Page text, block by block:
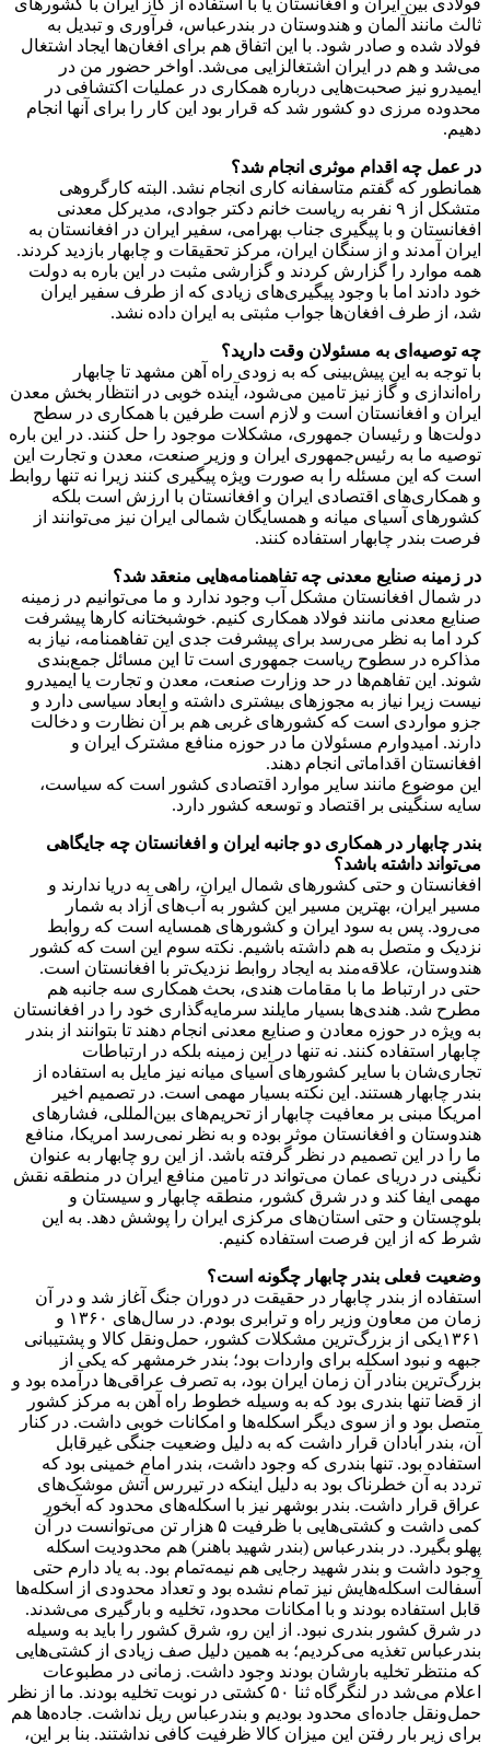
فولادی بین ایران و افغانستان یا با استفاده از گاز ایران با کشورهای
ثالث مانند آلمان و هندوستان در بندرعباس، فرآوری و تبدیل به
فولاد شده و صادر شود. با این اتفاق هم برای افغان‌ها ایجاد اشتغال
می‌شد و هم در ایران اشتغالزایی می‌شد. اواخر حضور من در
ایمیدرو نیز صحبت‌هایی درباره همکاری در عملیات اکتشافی در
محدوده مرزی دو کشور شد که قرار بود این کار را برای آنها انجام
دهیم.
در عمل چه اقدام موثری انجام شد؟
همانطور که گفتم متاسفانه کاری انجام نشد. البته کارگروهی
متشکل از ۹ نفر به ریاست خانم دکتر جوادی، مدیرکل معدنی
افغانستان و با پیگیری جناب بهرامی، سفیر ایران در افغانستان به
ایران آمدند و از سنگان ایران، مرکز تحقیقات و چابهار بازدید کردند.
همه موارد را گزارش کردند و گزارشی مثبت در این باره به دولت
خود دادند اما با وجود پیگیری‌‌های زیادی که از طرف سفیر ایران
شد، از طرف افغان‌ها جواب مثبتی به ایران داده نشد.
چه توصیه‌ای به مسئولان وقت دارید؟
با توجه به این پیش‌بینی که به زودی راه آهن مشهد تا چابهار
راه‌اندازی و گاز نیز تامین می‌شود، آینده خوبی در انتظار بخش معدن
ایران و افغانستان است و لازم است طرفین با همکاری‌ در سطح
دولت‌ها و رئیسان جمهوری، مشکلات موجود را حل کنند. در این باره
توصیه ما به رئیس‌جمهوری ایران و وزیر صنعت، معدن و تجارت این
است که این مسئله را به صورت ویژه پیگیری کنند زیرا نه تنها روابط
و همکاری‌‌های اقتصادی ایران و افغانستان با ارزش است بلکه
کشورهای آسیای میانه و همسایگان شمالی ایران نیز می‌توانند از
فرصت بندر چابهار استفاده کنند.
در زمینه صنایع معدنی چه تفاهمنامه‌هایی منعقد شد؟
در شمال افغانستان مشکل آب وجود ندارد و ما می‌توانیم در زمینه
صنایع معدنی مانند فولاد همکاری کنیم. خوشبختانه کارها پیشرفت
کرد اما به نظر می‌رسد برای پیشرفت جدی این تفاهمنامه، نیاز به
مذاکره در سطوح ریاست جمهوری است تا این مسائل جمع‌بندی
شوند. این تفاهم‌ها در حد وزارت صنعت، معدن و تجارت یا ایمیدرو
نیست زیرا نیاز به مجوزهای بیشتری داشته و ابعاد سیاسی دارد و
جزو مواردی است که کشورهای غربی هم بر آن نظارت و دخالت
دارند. امیدوارم مسئولان ما در حوزه منافع مشترک ایران و
افغانستان اقداماتی انجام دهند.
این موضوع مانند سایر موارد اقتصادی کشور است که سیاست،
سایه سنگینی بر اقتصاد و توسعه کشور دارد.
بندر چابهار در همکاری‌ دو جانبه ایران و افغانستان چه جایگاهی
می‌تواند داشته باشد؟
افغانستان و حتی کشورهای شمال ایران، راهی به دریا ندارند و
مسیر ایران، بهترین مسیر این کشور به آب‌های آزاد به شمار
می‌رود. پس به سود ایران و کشورهای همسایه است که روابط
نزدیک و متصل به هم داشته باشیم. نکته سوم این است که کشور
هندوستان، علاقه‌مند به ایجاد روابط نزدیک‌تر با افغانستان است.
حتی در ارتباط ما با مقامات هندی، بحث همکاری‌‌ سه جانبه هم
مطرح شد. هندی‌ها بسیار مایلند سرمایه‌گذاری خود را در افغانستان
به ویژه در حوزه معادن و صنایع معدنی انجام دهند تا بتوانند از بندر
چابهار استفاده کنند. نه تنها در این زمینه بلکه در ارتباطات
تجاری‌شان با سایر کشورهای آسیای میانه نیز مایل به استفاده از
بندر چابهار هستند. این نکته بسیار مهمی است. در تصمیم اخیر
امریکا مبنی بر معافیت چابهار از تحریم‌های بین‌المللی، فشارهای
هندوستان و افغانستان موثر بوده و به نظر نمی‌رسد امریکا، منافع
ما را در این تصمیم در نظر گرفته باشد. از این رو چابهار به عنوان
نگینی در دریای عمان می‌تواند در تامین منافع ایران در منطقه نقش
مهمی ایفا کند و در شرق کشور، منطقه چابهار و سیستان و
بلوچستان و حتی استان‌های مرکزی ایران را پوشش دهد. به این
شرط که از این فرصت استفاده کنیم.
وضعیت فعلی بندر چابهار چگونه است؟
استفاده از بندر چابهار در حقیقت در دوران جنگ آغاز شد و در آن
زمان من معاون وزیر راه و ترابری بودم. در سال‌های ۱۳۶۰ و
۱۳۶۱یکی از بزرگ‌ترین مشکلات کشور، حمل‌ونقل کالا و پشتیبانی
جبهه و نبود اسکله برای واردات بود؛ بندر خرمشهر که یکی از
بزرگ‌ترین بنادر آن زمان ایران بود، به تصرف عراقی‌ها درآمده بود و
از قضا تنها بندری بود که به وسیله خطوط راه آهن به مرکز کشور
متصل بود و از سوی دیگر اسکله‌ها و امکانات خوبی داشت. در کنار
آن، بندر آبادان قرار داشت که به دلیل وضعیت جنگی غیرقابل
استفاده بود. تنها بندری که وجود داشت، بندر امام خمینی بود که
تردد به آن خطرناک بود به دلیل اینکه در تیررس آتش موشک‌های
عراق قرار داشت. بندر بوشهر نیز با اسکله‌های محدود که آبخور
کمی داشت و کشتی‌هایی با ظرفیت ۵ هزار تن می‌توانست در آن
پهلو بگیرد. در بندرعباس (بندر شهید باهنر) هم محدودیت اسکله
وجود داشت و بندر شهید رجایی هم نیمه‌تمام بود. به یاد دارم حتی
آسفالت اسکله‌هایش نیز تمام نشده بود و تعداد محدودی از اسکله‌ها
قابل استفاده بودند و با امکانات محدود، تخلیه و بارگیری می‌شدند.
در شرق کشور بندری نبود. از این رو، شرق کشور را باید به وسیله
بندرعباس تغذیه می‌کردیم؛ به همین دلیل صف زیادی از کشتی‌هایی
که منتظر تخلیه بارشان بودند وجود داشت. زمانی در مطبوعات
اعلام می‌شد در لنگرگاه ثنا ۵۰ کشتی در نوبت تخلیه بودند. ما از نظر
حمل‌ونقل جاده‌ای محدود بودیم و بندرعباس ریل نداشت. جاده‌ها هم
برای زیر بار رفتن این میزان کالا ظرفیت کافی نداشتند. بنا بر این،